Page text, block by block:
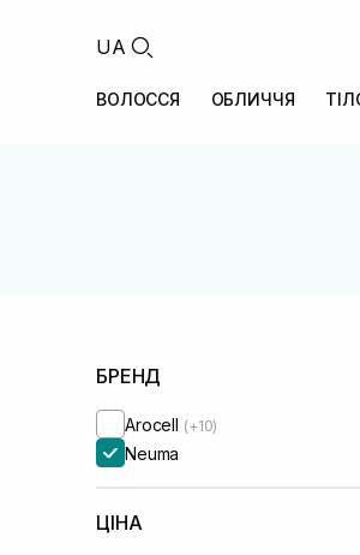
UA
ВОЛОССЯ ОБЛИЧЧЯ
БРЕНД
Arocell (+10)
Neuma
ЦІНА